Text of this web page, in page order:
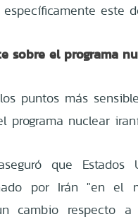
específicamente este
sobre el programa
puntos más
programa nuclear
que Estados
por Irán "en el
cambio respecto